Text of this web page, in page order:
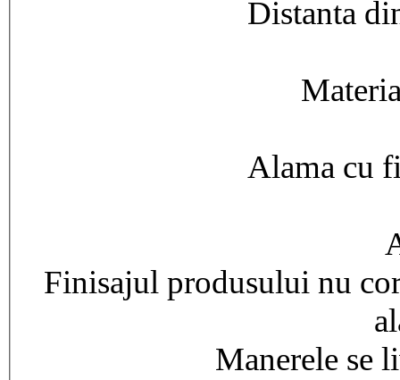
Distanta
Alama cu
Finisajul produsului nu
Manerele se